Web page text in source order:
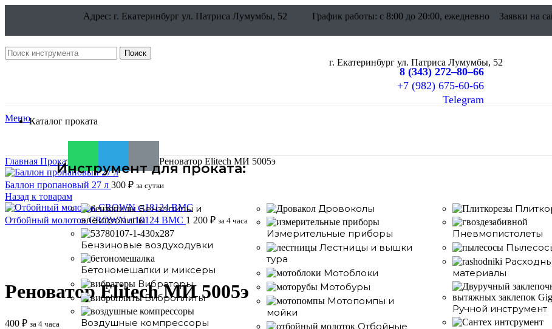
Адрес: г. Екатеринбург ул. Патриса Лумумбы, 52 График работы: c 8:00 до 20:00, ежедневно Заявки на
г. Екатеринбург ул. Патриса Лумумбы, 52
Поиск
8 (343) 272–80–66
+7 (982) 675-60-66
Telegram
МенюКаталог проката
Инструмент для проката:
Бензопилы и
электропилы
Бензиновые воздуходувки
Бетономешалки и миксеры
Вибраторы
Виброплиты
Воздушные компрессоры
Дровоколы
Измерительные приборы
Лестницы и вышки
тура
Мотоблоки
Мотобуры
Мотопомпы и
мойки
Отбойные
Пневмопистолеты
материалы
Ручной инструмент
Главная Прокат Реноватор Elitech МИ 5005э
Баллон пропановый 27 л 300 ₽ за сутки
Назад к товарам
Отбойный молоток CROWN ct18124 BMC 1 200 ₽ за 4 часа
Нажмите, чтобы увеличить
Реноватор Elitech МИ 5005э
400 ₽ за 4 часа